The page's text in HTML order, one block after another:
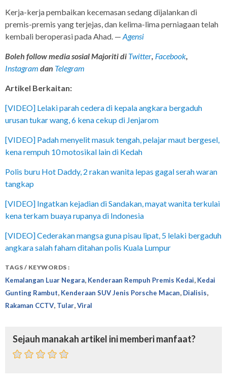
Kerja-kerja pembaikan kecemasan sedang dijalankan di
premis-premis yang terjejas, dan kelima-lima perniagaan telah
kembali beroperasi pada Ahad. — Agensi
Boleh follow media sosial Majoriti di Twitter, Facebook,
Instagram dan Telegram
Artikel Berkaitan:
[VIDEO] Lelaki parah cedera di kepala angkara bergaduh
urusan tukar wang, 6 kena cekup di Jenjarom
[VIDEO] Padah menyelit masuk tengah, pelajar maut bergesel,
kena rempuh 10 motosikal lain di Kedah
Polis buru Hot Daddy, 2 rakan wanita lepas gagal serah waran
tangkap
[VIDEO] Ingatkan kejadian di Sandakan, mayat wanita terkulai
kena terkam buaya rupanya di Indonesia
[VIDEO] Cederakan mangsa guna pisau lipat, 5 lelaki bergaduh
angkara salah faham ditahan polis Kuala Lumpur
TAGS / KEYWORDS :
Kemalangan Luar Negara, Kenderaan Rempuh Premis Kedai, Kedai
Gunting Rambut, Kenderaan SUV Jenis Porsche Macan, Dialisis,
Rakaman CCTV, Tular,Viral
Sejauh manakah artikel ini memberi manfaat?